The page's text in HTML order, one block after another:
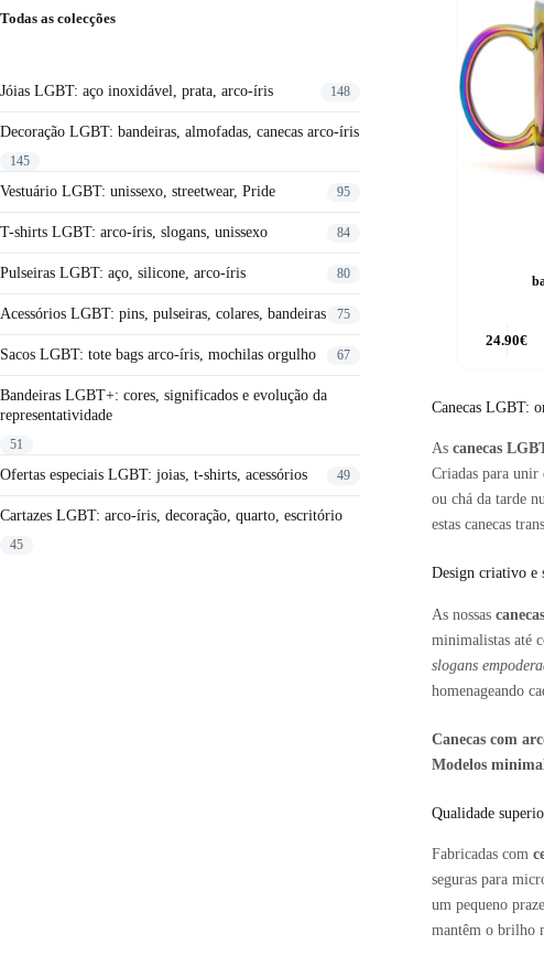
24.90€
Canecas LGBT:
Ascanecas
Criadas para unir
ou chá da tarde
estas canecas
Design criativo e
As nossas
minimalistas até
slogans
homenageando
Canecas com
Modelos
Qualidade
Fabricadas com
seguras para
um pequeno
mantêm o brilho
Todas as colecções
Jóias LGBT: aço inoxidável, prata, arco-íris 148
Decoração LGBT: bandeiras, almofadas, canecas arco-íris
145
Vestuário LGBT: unissexo, streetwear, Pride 95
T-shirts LGBT: arco-íris, slogans, unissexo 84
Pulseiras LGBT: aço, silicone, arco-íris 80
Acessórios LGBT: pins, pulseiras, colares, bandeiras 75
Sacos LGBT: tote bags arco-íris, mochilas orgulho 67
Bandeiras LGBT+: cores, significados e evolução da
representatividade
51
Ofertas especiais LGBT: joias, t-shirts, acessórios 49
Cartazes LGBT: arco-íris, decoração, quarto, escritório
45